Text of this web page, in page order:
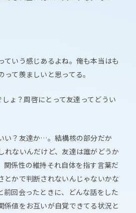
ていう感じあるよね。俺も本当はも
て羨ましいと思ってる。
ょ？周啓にとって友達ってどうい
い？友達か…。結構核の部分だか
れないんだけど、友達は誰がどうか
関係性の維持それ自体を指す言葉だ
とかで判断されないんじゃないかな
前回会ったときに、どんな話をした
係値をお互いが自覚できてる状況と